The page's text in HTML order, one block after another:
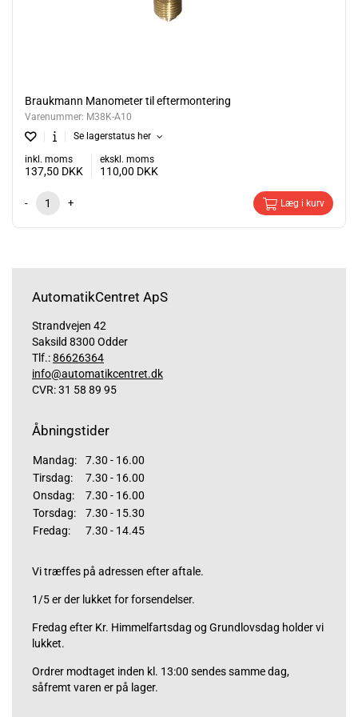
Braukmann Manometer til eftermontering
Varenummer: M38K-A10
Se lagerstatus her
inkl. moms
137,50 DKK
ekskl. moms
110,00 DKK
- + Læg i kurv
AutomatikCentret ApS
Strandvejen 42
Saksild 8300 Odder
Tlf.:86626364
info@automatikcentret.dk
CVR: 31 58 89 95
Åbningstider
Mandag:
7.30 - 16.00
Tirsdag:
7.30 - 16.00
Onsdag:
7.30 - 16.00
Torsdag:
7.30 - 15.30
Fredag:
7.30 - 14.45
Vi træffes på adressen efter aftale.
1/5 er der lukket for forsendelser.
Fredag efter Kr. Himmelfartsdag og Grundlovsdag holder vi
lukket.
Ordrer modtaget inden kl. 13:00 sendes samme dag,
såfremt varen er på lager.